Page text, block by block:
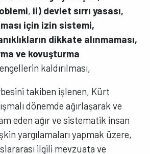
, ii) devlet sırrı yasası,
için izin sistemi,
dikkate alınmaması,
ve kovuşturma
kaldırılması,
takiben işlenen, Kürt
dönemde ağırlaşarak ve
eden ağır ve sistematik insan
yargılamaları yapmak üzere,
ilgili mevzuata ve